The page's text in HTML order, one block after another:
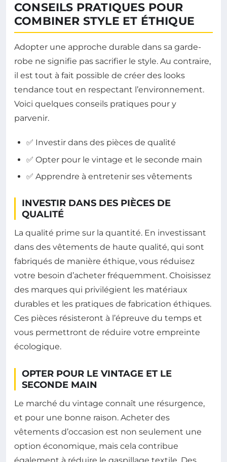
CONSEILS PRATIQUES POUR
COMBINER STYLE ET ÉTHIQUE
Adopter une approche durable dans sa garde-
robe ne signifie pas sacrifier le style. Au contraire,
il est tout à fait possible de créer des looks
tendance tout en respectant l’environnement.
Voici quelques conseils pratiques pour y
parvenir.
✅ Investir dans des pièces de qualité
✅ Opter pour le vintage et le seconde main
✅ Apprendre à entretenir ses vêtements
INVESTIR DANS DES PIÈCES DE
QUALITÉ
La qualité prime sur la quantité. En investissant
dans des vêtements de haute qualité, qui sont
fabriqués de manière éthique, vous réduisez
votre besoin d’acheter fréquemment. Choisissez
des marques qui privilégient les matériaux
durables et les pratiques de fabrication éthiques.
Ces pièces résisteront à l’épreuve du temps et
vous permettront de réduire votre empreinte
écologique.
OPTER POUR LE VINTAGE ET LE
SECONDE MAIN
Le marché du vintage connaît une résurgence,
et pour une bonne raison. Acheter des
vêtements d’occasion est non seulement une
option économique, mais cela contribue